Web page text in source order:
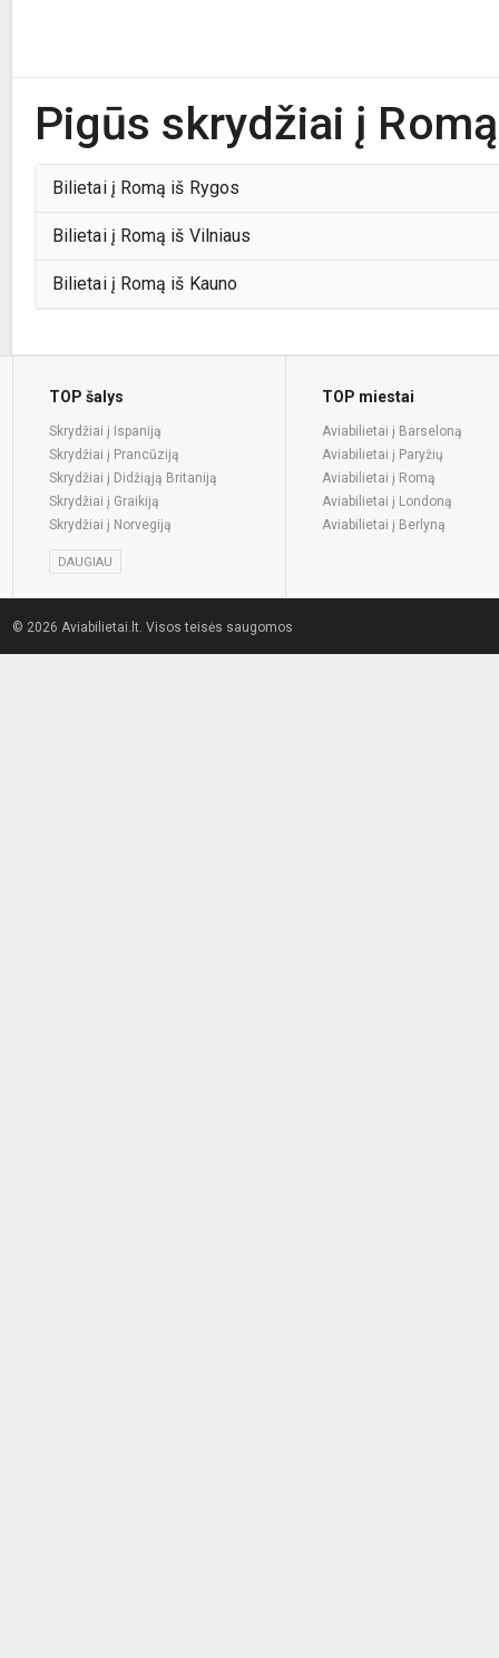
Pigūs skrydžiai į Romą
Bilietai į Romą iš Rygos
Bilietai į Romą iš Vilniaus
Bilietai į Romą iš Kauno
TOP šalys
Skrydžiai į Ispaniją
Skrydžiai į Prancūziją
Skrydžiai į Didžiąją Britaniją
Skrydžiai į Graikiją
Skrydžiai į Norvegiją
DAUGIAU
TOP miestai
Aviabilietai į Barseloną
Aviabilietai į Paryžių
Aviabilietai į Romą
Aviabilietai į Londoną
Aviabilietai į Berlyną
© 2026 Aviabilietai.lt. Visos teisės saugomos